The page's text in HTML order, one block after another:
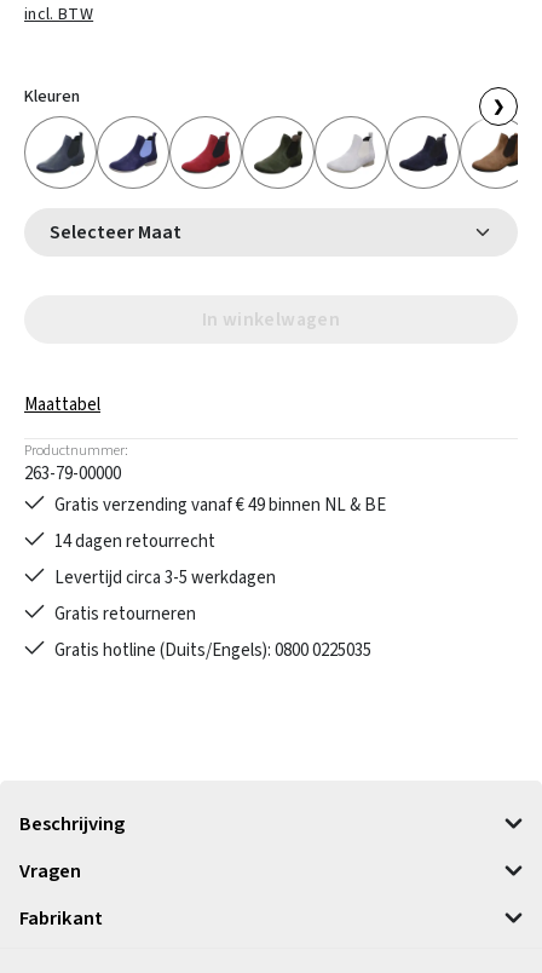
incl. BTW
Kleuren ❯
Selecteer Maat
In winkelwagen
Maattabel
Productnummer:
263-79-00000
Gratis verzending vanaf € 49 binnen NL & BE
14 dagen retourrecht
Levertijd circa 3-5 werkdagen
Gratis retourneren
Gratis hotline (Duits/Engels): 0800 0225035
Beschrijving
Vragen
Fabrikant